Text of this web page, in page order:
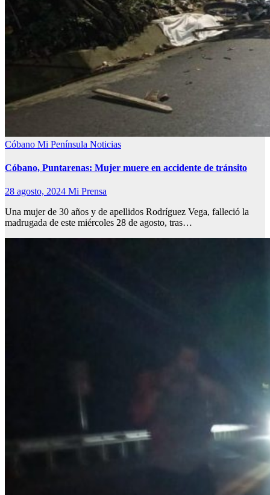
Cóbano Mi Península Noticias
Cóbano, Puntarenas: Mujer muere en accidente de tránsito
28 agosto, 2024 Mi Prensa
Una mujer de 30 años y de apellidos Rodríguez Vega, falleció la
madrugada de este miércoles 28 de agosto, tras…